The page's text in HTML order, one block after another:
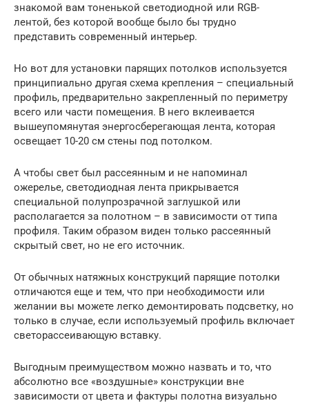
знакомой вам тоненькой светодиодной или RGB-
лентой, без которой вообще было бы трудно
представить современный интерьер.
Но вот для установки парящих потолков используется
принципиально другая схема крепления – специальный
профиль, предварительно закрепленный по периметру
всего или части помещения. В него вклеивается
вышеупомянутая энергосберегающая лента, которая
освещает 10-20 см стены под потолком.
А чтобы свет был рассеянным и не напоминал
ожерелье, светодиодная лента прикрывается
специальной полупрозрачной заглушкой или
располагается за полотном – в зависимости от типа
профиля. Таким образом виден только рассеянный
скрытый свет, но не его источник.
От обычных натяжных конструкций парящие потолки
отличаются еще и тем, что при необходимости или
желании вы можете легко демонтировать подсветку, но
только в случае, если используемый профиль включает
светорассеивающую вставку.
Выгодным преимуществом можно назвать и то, что
абсолютно все «воздушные» конструкции вне
зависимости от цвета и фактуры полотна визуально